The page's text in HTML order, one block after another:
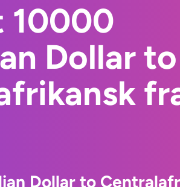
10000
Dollar to
Dollar to